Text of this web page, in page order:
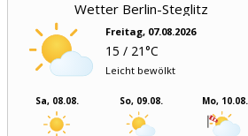
Wetter Berlin-Steglitz
Freitag, 07.08.2026
15 / 21°C
Leicht bewölkt
Sa, 08.08. So, 09.08. Mo, 10.08.